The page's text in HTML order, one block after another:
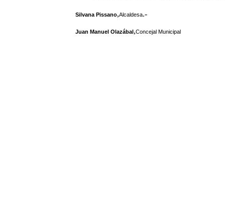
Silvana Pissano,Alcaldesa.-
Juan Manuel Olazábal,Concejal Municipal